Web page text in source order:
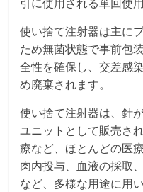
使い捨て注射器は主に
ため無菌状態で事前包
全性を確保し、交差感
め廃棄されます。
使い捨て注射器は、針
ユニットとして販売さ
療など、ほとんどの医
肉内投与、血液の採取
など、多様な用途に用